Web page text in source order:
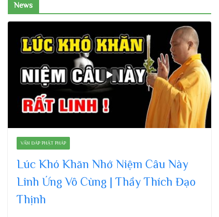
News
VẤN ĐÁP PHẬT PHÁP
Lúc Khó Khăn Nhớ Niệm Câu Này
Linh Ứng Vô Cùng | Thầy Thích Đạo
Thịnh